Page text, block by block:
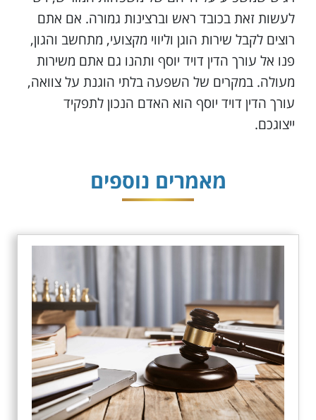
לעשות זאת בכובד ראש וברצינות גמורה. אם אתם
רוצים לקבל שירות הוגן וליווי מקצועי, מתחשב והגון,
פנו אל עורך הדין דויד יוסף ותהנו גם אתם משירות
מעולה. במקרים של השפעה בלתי הוגנת על צוואה,
עורך הדין דויד יוסף הוא האדם הנכון לתפקיד
ייצוגכם.
מאמרים נוספים